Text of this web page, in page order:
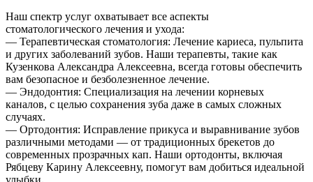
Наш спектр услуг охватывает все аспекты
стоматологического лечения и ухода:
— Терапевтическая стоматология: Лечение кариеса, пульпита
и других заболеваний зубов. Наши терапевты, такие как
Кузенкова Александра Алексеевна, всегда готовы обеспечить
вам безопасное и безболезненное лечение.
— Эндодонтия: Специализация на лечении корневых
каналов, с целью сохранения зуба даже в самых сложных
случаях.
— Ортодонтия: Исправление прикуса и выравнивание зубов
различными методами — от традиционных брекетов до
современных прозрачных кап. Наши ортодонты, включая
Рябцеву Карину Алексеевну, помогут вам добиться идеальной